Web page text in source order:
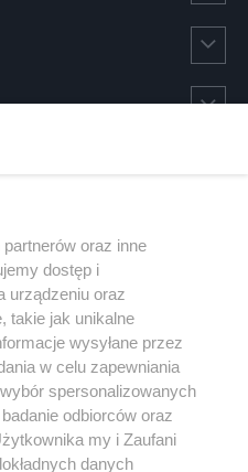
Instagram Youtube
oraz inne
dostęp i
urządzeniu oraz
takie jak unikalne
wysyłane przez
w celu zapewniania
spersonalizowanych
odbiorców oraz
my i Zaufani
danych